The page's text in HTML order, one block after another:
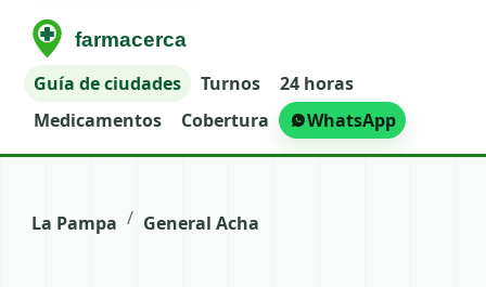
Guía de ciudades Turnos
24 horas
Medicamentos
Cobertura WhatsApp
La Pampa / General Acha